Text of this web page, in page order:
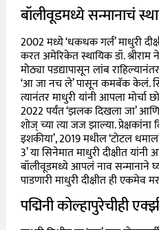
बॉलीवूडमध्ये सन्मानाचं
2002 मध्ये ‘धकधक गर्ल’ माधुरी
करत अमेरिकेत स्थायिक डॉ. श्रीराम
मोठ्या पडद्यापासून लांब
‘आ जा नच ले’ पासून कमबॅक केलं.
त्यानंतर माधुरी यांनी आपला मोर्चा
2022 पर्यंत ‘झलक दिखला जा’ आणि
शोज् च्या त्या जज झाल्या.
इशकीया’, 2019 मधील ‘टोटल
3’ या सिनेमात माधुरी दीक्षीत
बॉलीवूडमध्ये आपलं नाव सन्मानाने
पाडणारी माधुरी दीक्षीत ही एकमेव
प‌द्मिनी कोल्हापुरेचीही